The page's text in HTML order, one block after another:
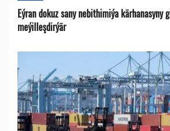
Eýran dokuz sany nebithimiýa kärhanasyny
meýilleşdirýär